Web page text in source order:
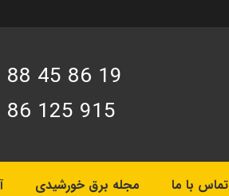
88 45 86 19
86 125 915
تماس با ما مجله برق خورشیدی